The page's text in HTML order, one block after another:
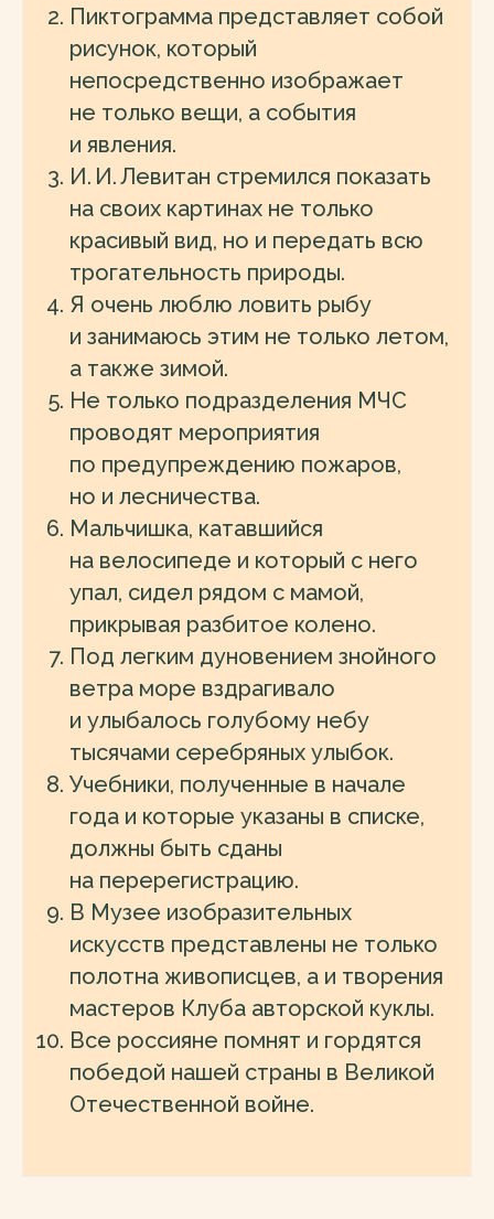
Пиктограмма представляет собой
рисунок, который
непосредственно изображает
не только вещи, а события
и явления.
И. И. Левитан стремился показать
на своих картинах не только
красивый вид, но и передать всю
трогательность природы.
Я очень люблю ловить рыбу
и занимаюсь этим не только летом,
а также зимой.
Не только подразделения МЧС
проводят мероприятия
по предупреждению пожаров,
но и лесничества.
Мальчишка, катавшийся
на велосипеде и который с него
упал, сидел рядом с мамой,
прикрывая разбитое колено.
Под легким дуновением знойного
ветра море вздрагивало
и улыбалось голубому небу
тысячами серебряных улыбок.
Учебники, полученные в начале
года и которые указаны в списке,
должны быть сданы
на перерегистрацию.
В Музее изобразительных
искусств представлены не только
полотна живописцев, а и творения
мастеров Клуба авторской куклы.
Все россияне помнят и гордятся
победой нашей страны в Великой
Отечественной войне.